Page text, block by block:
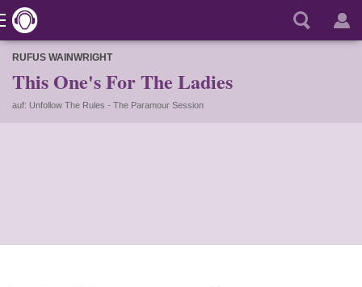
RUFUS WAINWRIGHT
This One's For The Ladies
auf: Unfollow The Rules - The Paramour Session